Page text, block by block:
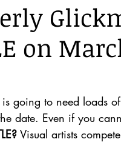
on
is going to need loads
date. Even if you
Visual artists